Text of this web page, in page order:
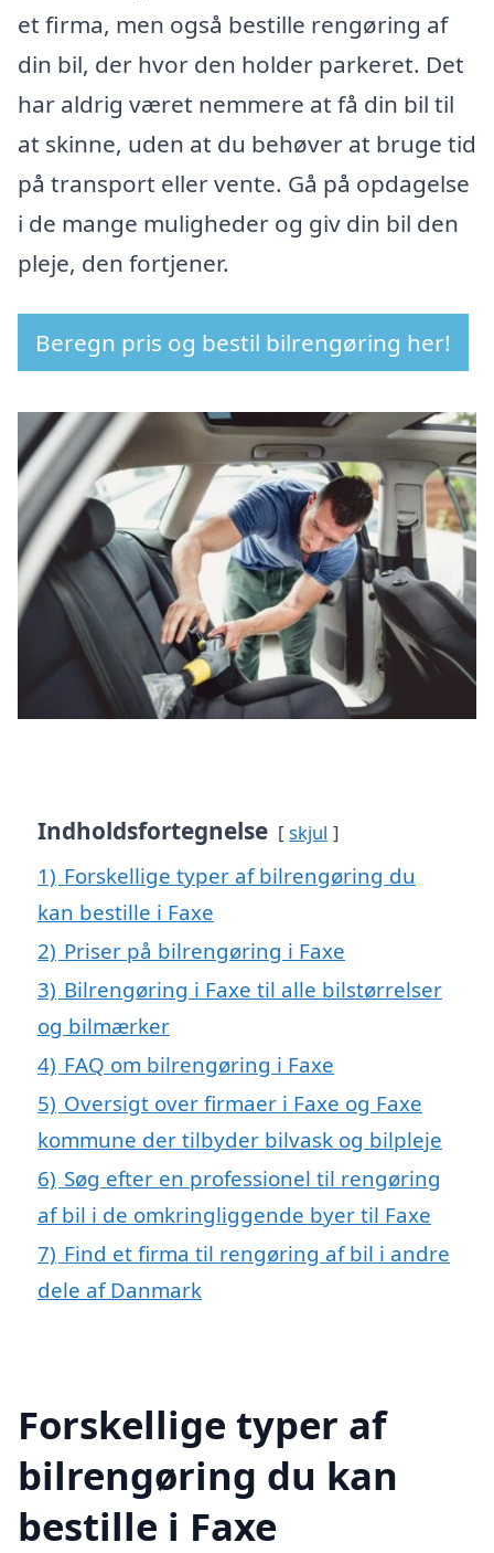
et firma, men også bestille rengøring af
din bil, der hvor den holder parkeret. Det
har aldrig været nemmere at få din bil til
at skinne, uden at du behøver at bruge tid
på transport eller vente. Gå på opdagelse
i de mange muligheder og giv din bil den
pleje, den fortjener.
Beregn pris og bestil bilrengøring her!
Indholdsfortegnelse skjul
1) Forskellige typer af bilrengøring du
kan bestille i Faxe
2) Priser på bilrengøring i Faxe
3) Bilrengøring i Faxe til alle bilstørrelser
og bilmærker
4) FAQ om bilrengøring i Faxe
5) Oversigt over firmaer i Faxe og Faxe
kommune der tilbyder bilvask og bilpleje
6) Søg efter en professionel til rengøring
af bil i de omkringliggende byer til Faxe
7) Find et firma til rengøring af bil i andre
dele af Danmark
Forskellige typer af
bilrengøring du kan
bestille i Faxe